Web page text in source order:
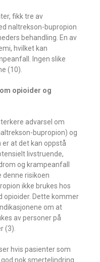
fikk tre av
naltrekson-bupropion
behandling. En av
hvilket kan
Ingen slike
(10).
opioider og
advarsel om
bupropion) og
er at det kan oppstå
livstruende,
og krampeanfall
denne risikoen
ikke brukes hos
opioider. Dette kommer
om at
av personer på
(3).
hvis pasienter som
nok smertelindring